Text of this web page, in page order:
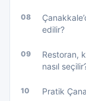
08
edilir?
09
Restoran,
nasıl
10 Pratik